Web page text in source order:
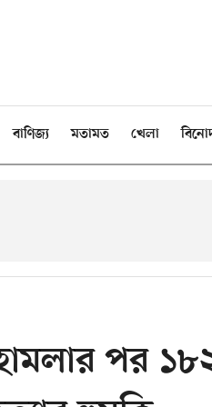
বাণিজ্য মতামত খেলা
হামলার পর